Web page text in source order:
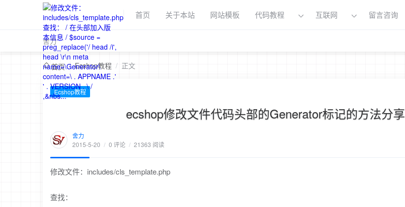
首页 关于本站 网站模板 代码教程 互联网 留言咨询
舍力
首页 / Ecshop教程 / 正文
Ecshop教程
ecshop修改文件代码头部的Generator标记的方法分享
舍力
2015-5-20 / 0 评论 / 21363 阅读
修改文件：includes/cls_template.php
查找：